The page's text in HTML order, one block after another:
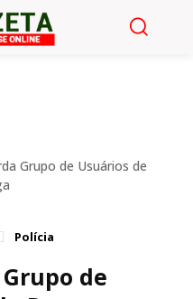
Grupo de Usuários de
Polícia
de